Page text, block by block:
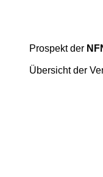
Prospekt der
Übersicht der